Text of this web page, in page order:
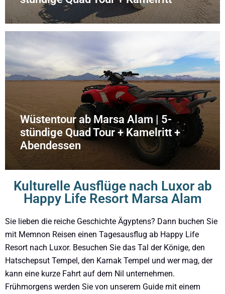
Wüstentour ab Marsa Alam | 5-
stündige Quad Tour + Kamelritt +
Abendessen
Kulturelle Ausflüge nach Luxor ab
Happy Life Resort Marsa Alam
Sie lieben die reiche Geschichte Ägyptens? Dann buchen Sie
mit Memnon Reisen einen Tagesausflug ab Happy Life
Resort nach Luxor. Besuchen Sie das Tal der Könige, den
Hatschepsut Tempel, den Karnak Tempel und wer mag, der
kann eine kurze Fahrt auf dem Nil unternehmen.
Frühmorgens werden Sie von unserem Guide mit einem